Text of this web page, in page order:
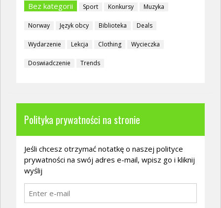
Bez kategorii Sport Konkursy Muzyka
Norway Język obcy Biblioteka Deals
Wydarzenie Lekcja Clothing Wycieczka
Doswiadczenie Trends
Polityka prywatności na stronie
Jeśli chcesz otrzymać notatkę o naszej polityce
prywatności na swój adres e-mail, wpisz go i kliknij
wyślij